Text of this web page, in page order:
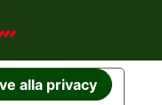
alla privacy